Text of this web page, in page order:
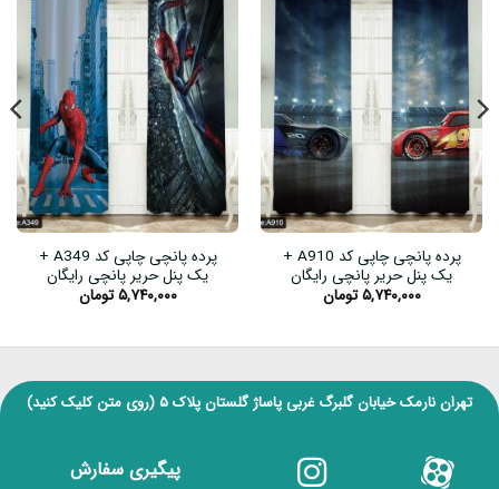
پرده پانچی چاپی کد A910 +
یک پنل حریر پانچی رایگان
۵,۷۴۰,۰۰۰ تومان
پرده پانچی چاپی کد A349 +
یک پنل حریر پانچی رایگان
۵,۷۴۰,۰۰۰ تومان
تهران نارمک خیابان گلبرگ غربی پاساژ گلستان پلاک ۵ (روی متن کلیک کنید)
پیگیری سفارش